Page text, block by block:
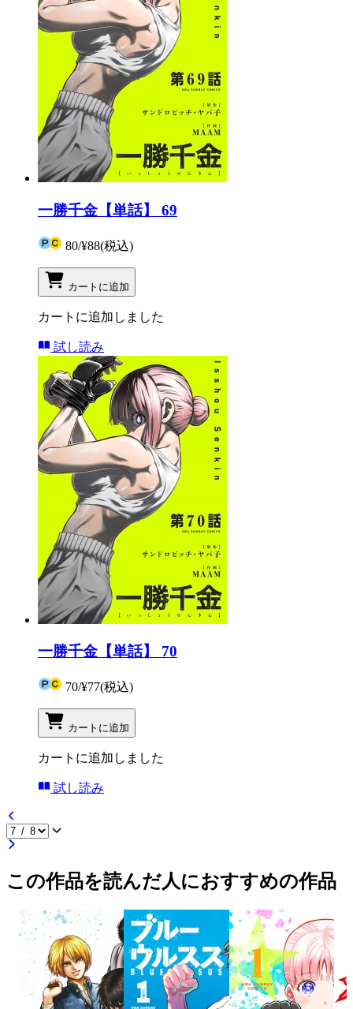
一勝千金【単話】 69
80/¥88(税込)
カートに追加
カートに追加しました
試し読み
一勝千金【単話】 70
70/¥77(税込)
カートに追加
カートに追加しました
試し読み
この作品を読んだ人におすすめの作品